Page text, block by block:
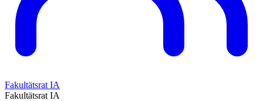
Fakultätsrat IA
Fakultätsrat IA